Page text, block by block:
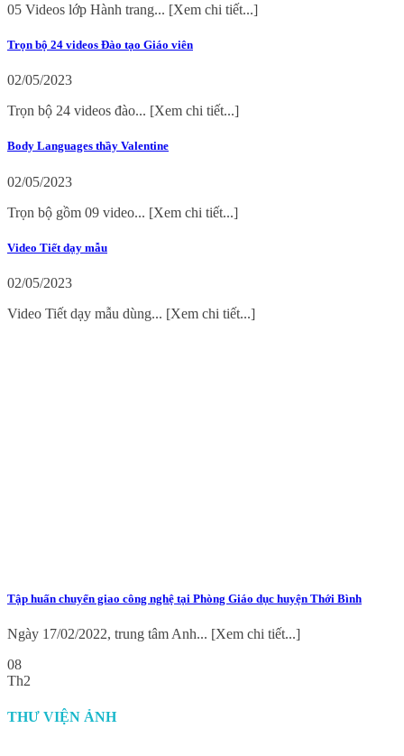
05 Videos lớp Hành trang... [Xem chi tiết...]
Trọn bộ 24 videos Đào tạo Giáo viên
02/05/2023
Trọn bộ 24 videos đào... [Xem chi tiết...]
Body Languages thầy Valentine
02/05/2023
Trọn bộ gồm 09 video... [Xem chi tiết...]
Video Tiết dạy mẫu
02/05/2023
Video Tiết dạy mẫu dùng... [Xem chi tiết...]
Tập huấn chuyển giao công nghệ tại Phòng Giáo dục huyện Thới Bình
Ngày 17/02/2022, trung tâm Anh... [Xem chi tiết...]
08
Th2
THƯ VIỆN ẢNH